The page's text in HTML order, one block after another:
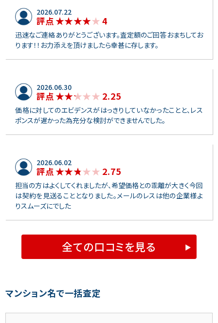
2026.07.22
評点 4
迅速なご連絡ありがとうございます。査定額のご回答おまちしてお
ります！！お力添えを頂けましたら幸甚に存します。
2026.06.30
評点 2.25
価格に対してのエビデンスがはっきりしていなかったことと、レス
ポンスが遅かった為充分な検討ができませんでした。
2026.06.02
評点 2.75
担当の方はよくしてくれましたが、希望価格との乖離が大きく今回
は契約を見送ることとなりました。メールのレスは他の企業様よ
りスムーズにでした
全ての口コミを見る
マンション名で一括査定